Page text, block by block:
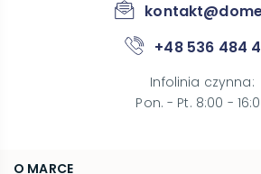
O MARCE
+48 536 484
Infolinia czynna:
Pon. - Pt. 8:00 -